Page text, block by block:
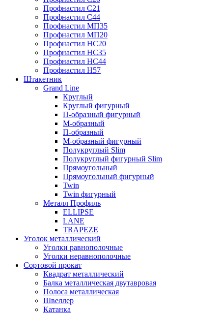
Профнастил С21
Профнастил С44
Профнастил МП35
Профнастил МП20
Профнастил НС20
Профнастил НС35
Профнастил НС44
Профнастил Н57
Штакетник
Grand Line
Круглый
Круглый фигурный
П-образный фигурный
М-образный
П-образный
М-образный фигурный
Полукруглый Slim
Полукруглый фигурный Slim
Прямоугольный
Прямоугольный фигурный
Twin
Twin фигурный
Металл Профиль
ELLIPSE
LАNE
TRAPEZE
Уголок металлический
Уголки равнополочные
Уголки неравнополочные
Сортовой прокат
Квадрат металлический
Балка металлическая двутавровая
Полоса металлическая
Швеллер
Катанка